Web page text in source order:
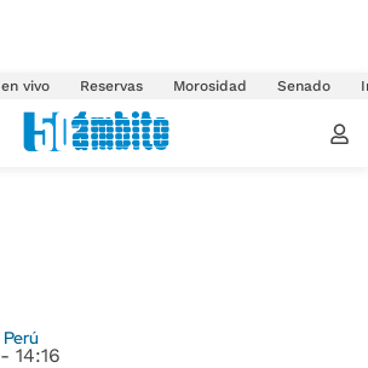
vivo Reservas Morosidad Senado
Perú
14:16